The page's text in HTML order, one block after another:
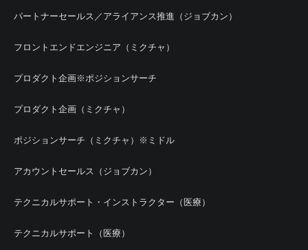
パートナーセールス／アライアンス推進（ジョブカン）
フロントエンドエンジニア（ミクチャ）
プロダクト企画※ポジションサーチ
プロダクト企画（ミクチャ）
ポジションサーチ（ミクチャ）※ミドル
アカウントセールス（ジョブカン）
テクニカルサポート・インストラクター（医療）
テクニカルサポート（医療）